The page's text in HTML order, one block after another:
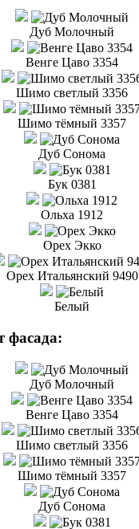
Дуб Молочный
Венге Цаво 3354
Шимо светлый 3356
Шимо тёмный 3357
Дуб Сонома
Бук 0381
Ольха 1912
Орех Экко
Орех Итальянский 9490
Белый
фасада:
Дуб Молочный
Венге Цаво 3354
Шимо светлый 3356
Шимо тёмный 3357
Дуб Сонома